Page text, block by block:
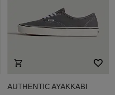
AUTHENTIC AYAKKABI